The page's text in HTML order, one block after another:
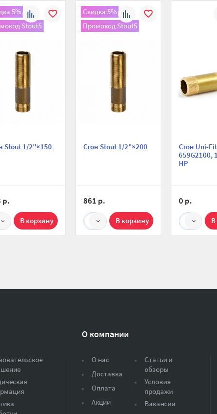
5%
Stout5
К
сравнению
Stout 1/2"×150
р.
1
Скидка 5%
Промокод Stout5
К
сравнению
Сгон Stout 1/2"×200
861 р.
1
Сгон Uni-
659G2100,
НР
0 р.
1
О компании
О нас
Доставка
Оплата
Акции
Статьи и
обзоры
Условия
продажи
Вакансии